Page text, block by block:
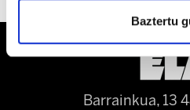
Baztertu
Barrainkua, 13